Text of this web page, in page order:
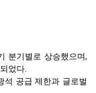
분기별로 상승했으며,
었다.
석 공급 제한과 글로벌